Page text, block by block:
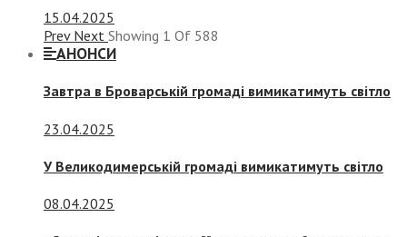
15.04.2025
Prev Next Showing 1 Of 588
АНОНСИ
Завтра в Броварській громаді вимикатимуть світло
23.04.2025
У Великодимерській громаді вимикатимуть світло
08.04.2025